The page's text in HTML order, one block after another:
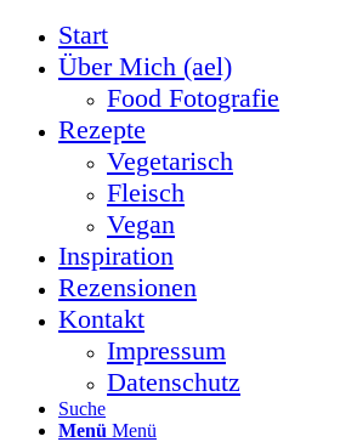
Start
Über Mich (ael)
Food Fotografie
Rezepte
Vegetarisch
Fleisch
Vegan
Inspiration
Rezensionen
Kontakt
Impressum
Datenschutz
Suche
Menü Menü